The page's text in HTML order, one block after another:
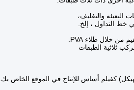
التعبئة والتغليف،
خط التداول ، إلخ.
كفيلم أساس للإنتاج في الموقع الخاص بك.